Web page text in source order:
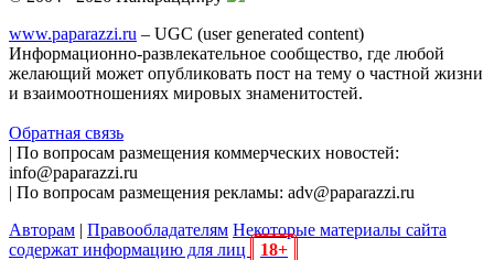
www.paparazzi.ru – UGC (user generated content)
Информационно-развлекательное сообщество, где любой
желающий может опубликовать пост на тему о частной жизни
и взаимоотношениях мировых знаменитостей.
Обратная связь
| По вопросам размещения коммерческих новостей:
info@paparazzi.ru
| По вопросам размещения рекламы: adv@paparazzi.ru
Авторам | Правообладателям Некоторые материалы сайта
содержат информацию для лиц
18+